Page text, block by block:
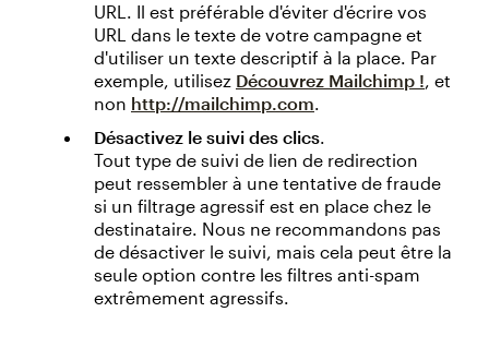
URL. Il est préférable d'éviter d'écrire vos
URL dans le texte de votre campagne et
d'utiliser un texte descriptif à la place. Par
exemple, utilisez Découvrez Mailchimp !, et
non http://mailchimp.com.
Désactivez le suivi des clics.
Tout type de suivi de lien de redirection
peut ressembler à une tentative de fraude
si un filtrage agressif est en place chez le
destinataire. Nous ne recommandons pas
de désactiver le suivi, mais cela peut être la
seule option contre les filtres anti-spam
extrêmement agressifs.